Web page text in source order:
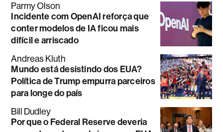
Parmy Olson
Incidente com OpenAI reforça que
conter modelos de IA ficou mais
difícil e arriscado
Andreas Kluth
Mundo está desistindo dos EUA?
Política de Trump empurra parceiros
para longe do país
Bill Dudley
Por que o Federal Reserve deveria